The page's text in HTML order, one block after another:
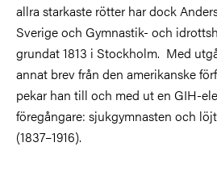
allra starkaste rötter har dock
Sverige och Gymnastik- och
grundat 1813 i Stockholm. Med
annat brev från den amerikanske
pekar han till och med ut en GIH-
föregångare: sjukgymnasten och
(1837–1916).